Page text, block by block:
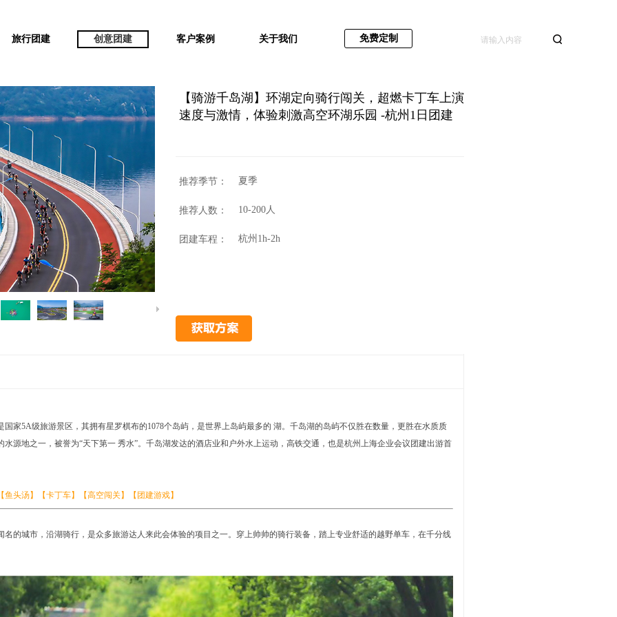
【骑游千岛湖】环湖定向骑行闯关，超燃卡丁车上演
速度与激情，体验刺激高空环湖乐园 -杭州1日团建
推荐季节： 夏季
推荐人数： 10-200人
团建车程： 杭州1h-2h
家5A级旅游景区，其拥有星罗棋布的1078个岛屿，是世界上岛屿最多的 湖。千岛湖的岛屿不仅胜在数量，更胜在水质质
源地之一，被誉为“天下第一 秀水”。千岛湖发达的酒店业和户外水上运动，高铁交通，也是杭州上海企业会议团建出游首
鱼头汤】 【卡丁车】【高空闯关】【团建游戏】
名的城市，沿湖骑行，是众多旅游达人来此会体验的项目之一。穿上帅帅的骑行装备，踏上专业舒适的越野单车，在千分线
旅行团建 创意团建 客户案例 关于我们 免费定制